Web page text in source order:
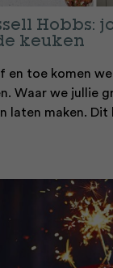
Hobbs:
keuken
en toe komen
Waar we jullie
laten maken. Dit